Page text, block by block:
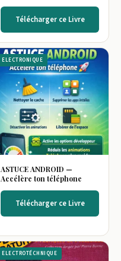
Télécharger ce Livre
ELECTRONIQUE
ASTUCE ANDROID —
Accélère ton téléphone
Télécharger ce Livre
ELECTROTÉCHNIQUE